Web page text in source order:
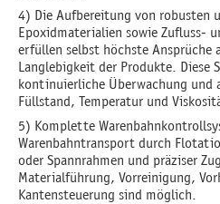
4) Die Aufbereitung von robusten
Epoxidmaterialien sowie Zufluss-
erfüllen selbst höchste Ansprüche
Langlebigkeit der Produkte. Diese
kontinuierliche Überwachung und
Füllstand, Temperatur und
5) Komplette
Warenbahntransport durch
oder Spannrahmen und präziser
Materialführung, Vorreinigung,
Kantensteuerung sind möglich.